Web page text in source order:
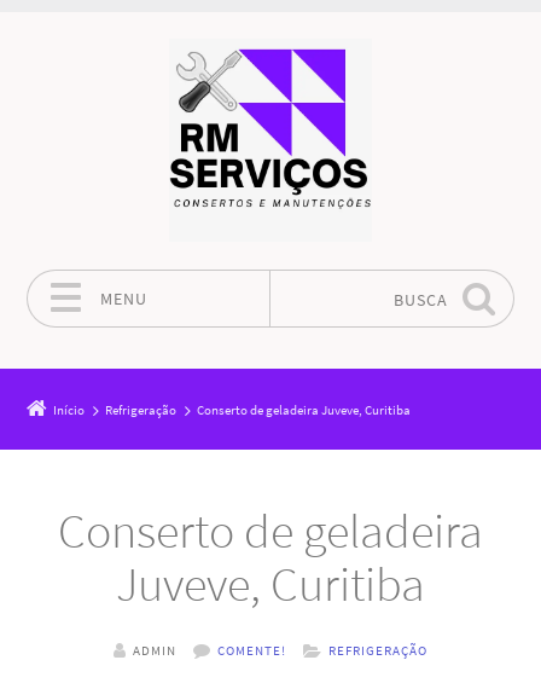
MENU BUSCA
Início Refrigeração Conserto de geladeira Juveve, Curitiba
Conserto de geladeira
Juveve, Curitiba
ADMIN COMENTE! REFRIGERAÇÃO